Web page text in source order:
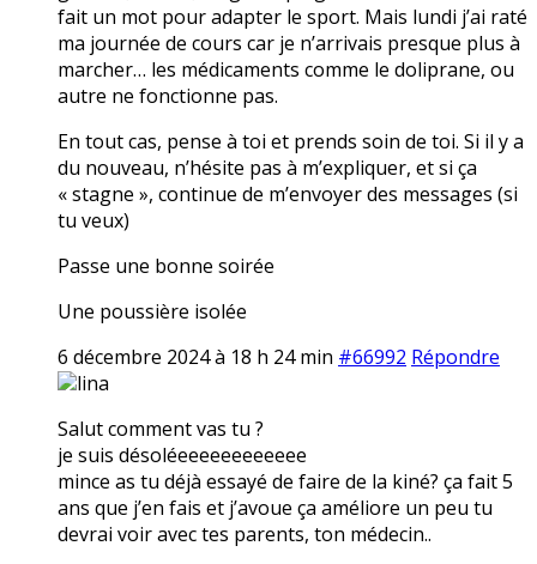
fait un mot pour adapter le sport. Mais lundi j’ai raté
ma journée de cours car je n’arrivais presque plus à
marcher… les médicaments comme le doliprane, ou
autre ne fonctionne pas.
En tout cas, pense à toi et prends soin de toi. Si il y a
du nouveau, n’hésite pas à m’expliquer, et si ça
« stagne », continue de m’envoyer des messages (si
tu veux)
Passe une bonne soirée
Une poussière isolée
6 décembre 2024 à 18 h 24 min #66992 Répondre
lina
Salut comment vas tu ?
je suis désoléeeeeeeeeeeee
mince as tu déjà essayé de faire de la kiné? ça fait 5
ans que j’en fais et j’avoue ça améliore un peu tu
devrai voir avec tes parents, ton médecin..